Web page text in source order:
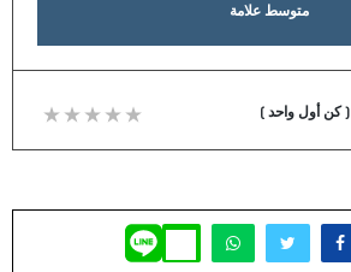
متوسط علامة
(كن أول واحد )